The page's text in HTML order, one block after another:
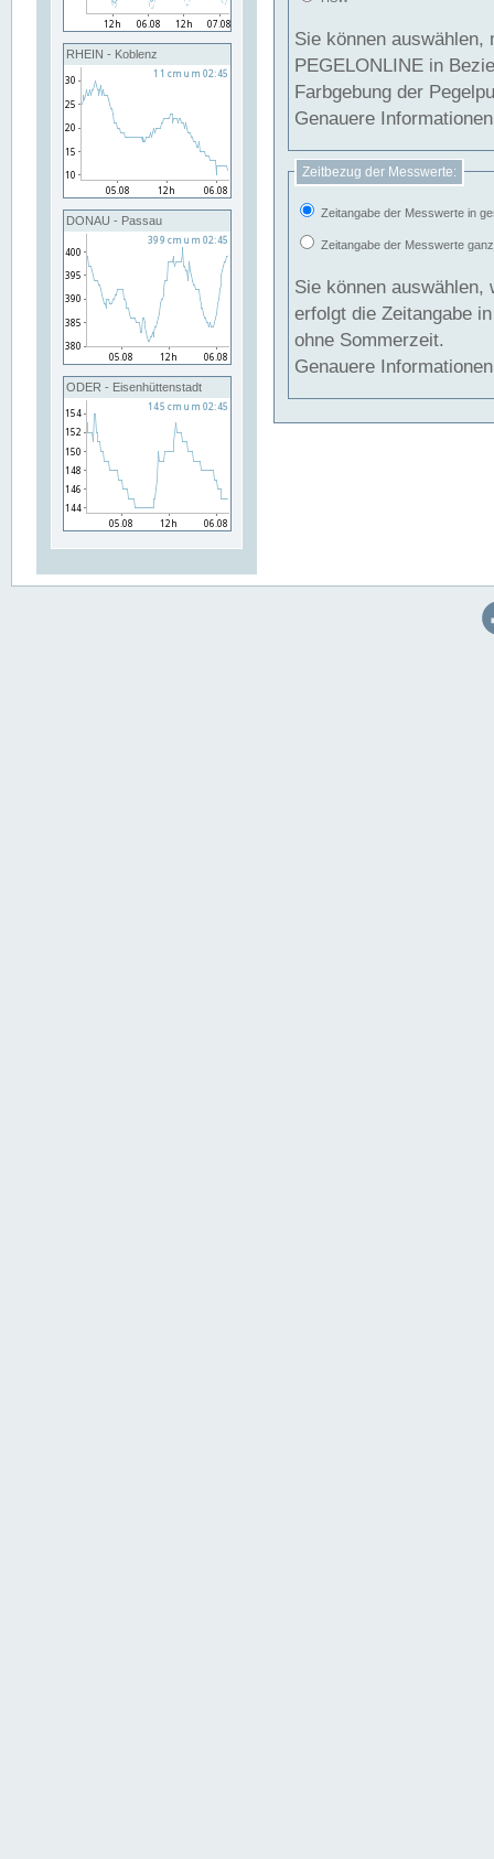
RHEIN - Koblenz
DONAU - Passau
ODER - Eisenhüttenstadt
Sie können
PEGELONLINE in Beziehung
Farbgebung der
Genauere
Zeitbezug der Messwerte:
Zeitangabe der Messwerte in
Zeitangabe der Messwerte
Sie können auswählen,
erfolgt die Zeitangabe
ohne Sommerzeit.
Genauere